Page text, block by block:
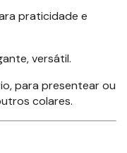
praticidade e
versátil.
para presentear ou
colares.